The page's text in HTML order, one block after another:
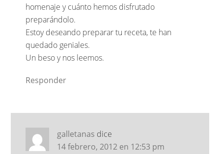
homenaje y cuánto hemos disfrutado
preparándolo.
Estoy deseando preparar tu receta, te han
quedado geniales.
Un beso y nos leemos.
Responder
galletanas dice
14 febrero, 2012 en 12:53 pm